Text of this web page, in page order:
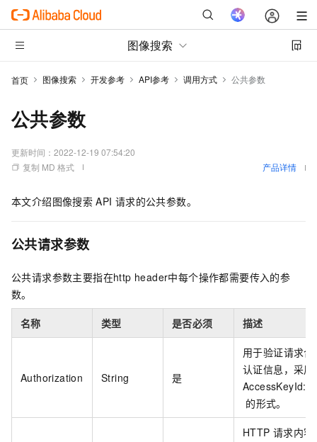
图像搜索
首页 图像搜索 开发参考 API参考 调用方式 公共参数
公共参数
更新时间： 2022-12-19 07:54:20
复制 MD 格式
产品详情
本文介绍图像搜索 API 请求的公共参数。
公共请求参数
公共请求参数主要指在http header中每个操作都需要传入的参
数。
名称 类型 是否必须 描述
Authorization String 是
用于验证请求
认证信息，采用
的形式。
HTTP 请求内容